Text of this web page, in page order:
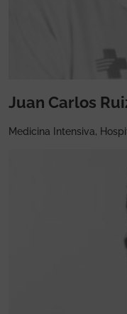
Juan Carlos
Medicina Intensiva,